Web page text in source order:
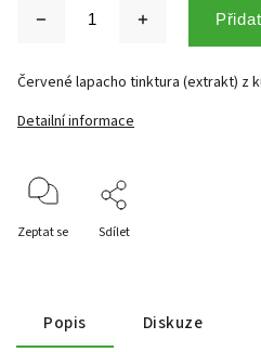
Červené lapacho tinktura (extrakt) z
Detailní informace
Zeptat se Sdílet
Popis Diskuze